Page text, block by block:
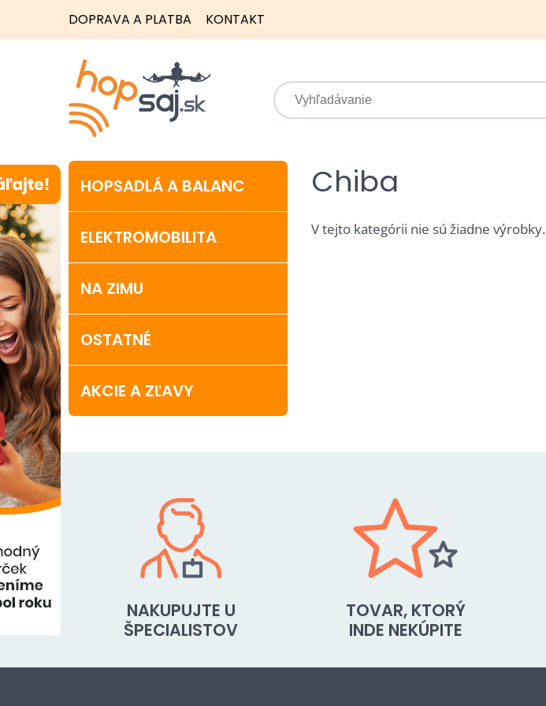
DOPRAVA A PLATBA KONTAKT
HOPSADLÁ A BALANC
ELEKTROMOBILITA
NA ZIMU
OSTATNÉ
AKCIE A ZĽAVY
Chiba
V tejto kategórii nie sú žiadne výrobky.
NAKUPUJTE U
ŠPECIALISTOV
TOVAR, KTORÝ
INDE NEKÚPITE